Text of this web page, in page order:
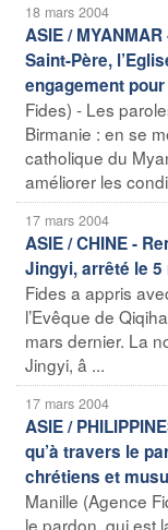
18 mars 2004
ASIE /
Saint-Père,
engagement
Fides) - Les
Birmanie : en se
catholique du
améliorer les
17 mars 2004
ASIE / CHINE -
Jingyi, arrêté le 5
Fides a appris
l’Evêque de
mars dernier. La
Jingyi, â ...
17 mars 2004
ASIE /
qu’à travers le
chrétiens et
Manille (Agence
le pardon, qui est